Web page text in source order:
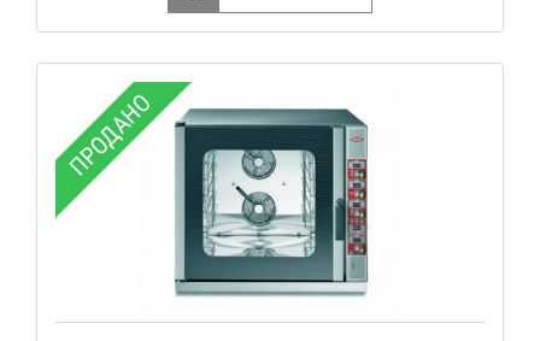
ПРОДАНО